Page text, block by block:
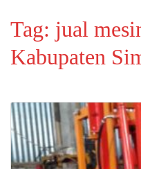
Tag: jual
Kabupaten